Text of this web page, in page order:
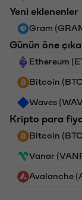
Yeni eklenenler
Gram
Günün öne
Ethereum
Bitcoin
Waves
Kripto para
Bitcoin
Vanar
Avalanche